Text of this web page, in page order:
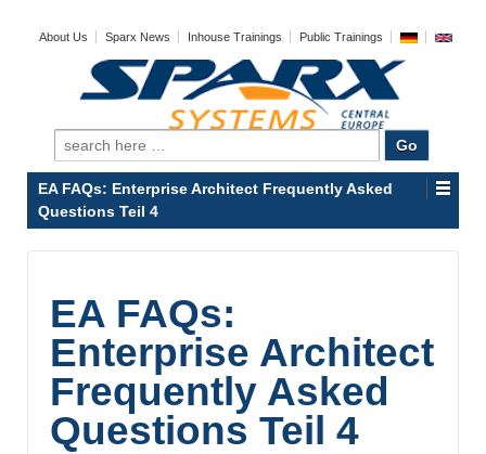
About Us Sparx News Inhouse Trainings Public Trainings
Search
for:
EA FAQs: Enterprise Architect Frequently Asked
Questions Teil 4
EA FAQs:
Enterprise Architect
Frequently Asked
Questions Teil 4